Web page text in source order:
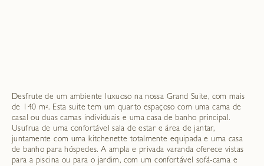
Desfrute de um ambiente luxuoso na nossa Grand Suite, com mais
de 140 m². Esta suite tem um quarto espaçoso com uma cama de
casal ou duas camas individuais e uma casa de banho principal.
Usufrua de uma confortável sala de estar e área de jantar,
juntamente com uma kitchenette totalmente equipada e uma casa
de banho para hóspedes. A ampla e privada varanda oferece vistas
para a piscina ou para o jardim, com um confortável sofá-cama e